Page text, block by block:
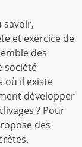
savoir,
et exercice de
des
société
où il existe
développer
? Pour
des